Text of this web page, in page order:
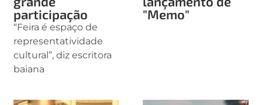
participação
“Feira é espaço de
representatividade
cultural”, diz escritora
baiana
"Memo"